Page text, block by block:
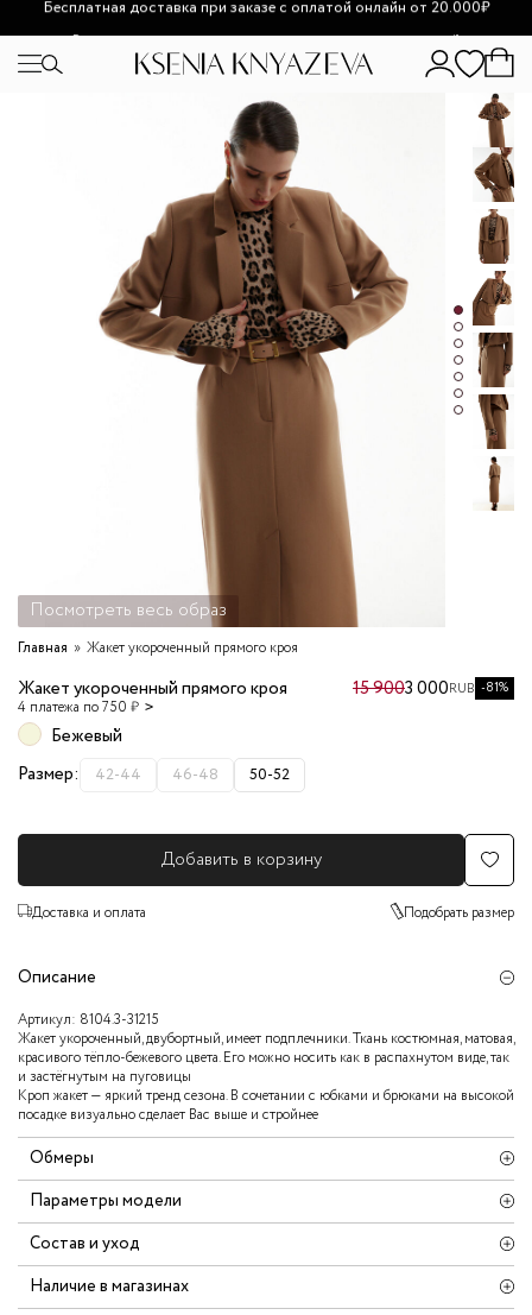
Возможно увеличение сроков доставки из-за высокой
загруженности.
Посмотреть весь образ
Главная Жакет укороченный прямого кроя
Жакет укороченный прямого кроя
4 платежа по 750 ₽
15 9003 000RUB -81%
Бежевый
Размер:
42-44 46-48 50-52
Добавить в корзину
Доставка и оплата Подобрать размер
Описание
Артикул: 8104.3-31215
Жакет укороченный, двубортный, имеет подплечники. Ткань костюмная, матовая,
красивого тёпло-бежевого цвета. Его можно носить как в распахнутом виде, так
и застёгнутым на пуговицы
Кроп жакет — яркий тренд сезона. В сочетании с юбками и брюками на высокой
посадке визуально сделает Вас выше и стройнее
Обмеры
Параметры модели
Состав и уход
Наличие в магазинах